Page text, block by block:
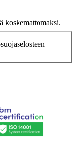
koskemattomaksi.